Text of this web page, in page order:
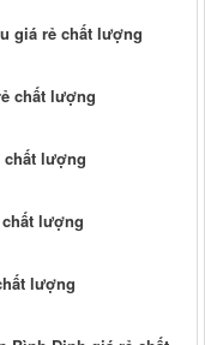
giá rẻ chất lượng
chất lượng
chất lượng
lượng
lượng